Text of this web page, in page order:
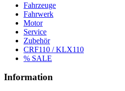
Fahrzeuge
Fahrwerk
Motor
Service
Zubehör
CRF110 / KLX110
% SALE
Information